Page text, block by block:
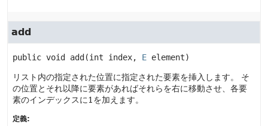
add
public void add (int index, E element)
リスト内の指定された位置に指定された要素を挿入します。
そ
の位置とそれ以降に要素があればそれらを右に移動させ、各要
素のインデックスに1を加えます。
定義: